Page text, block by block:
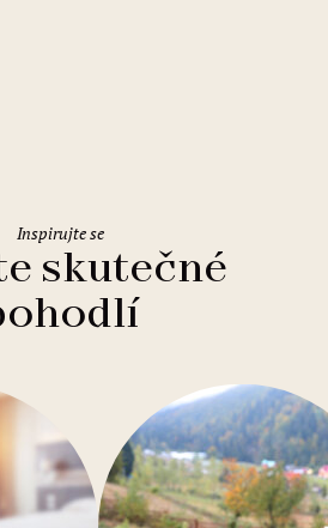
skutečné
Inspirujte se